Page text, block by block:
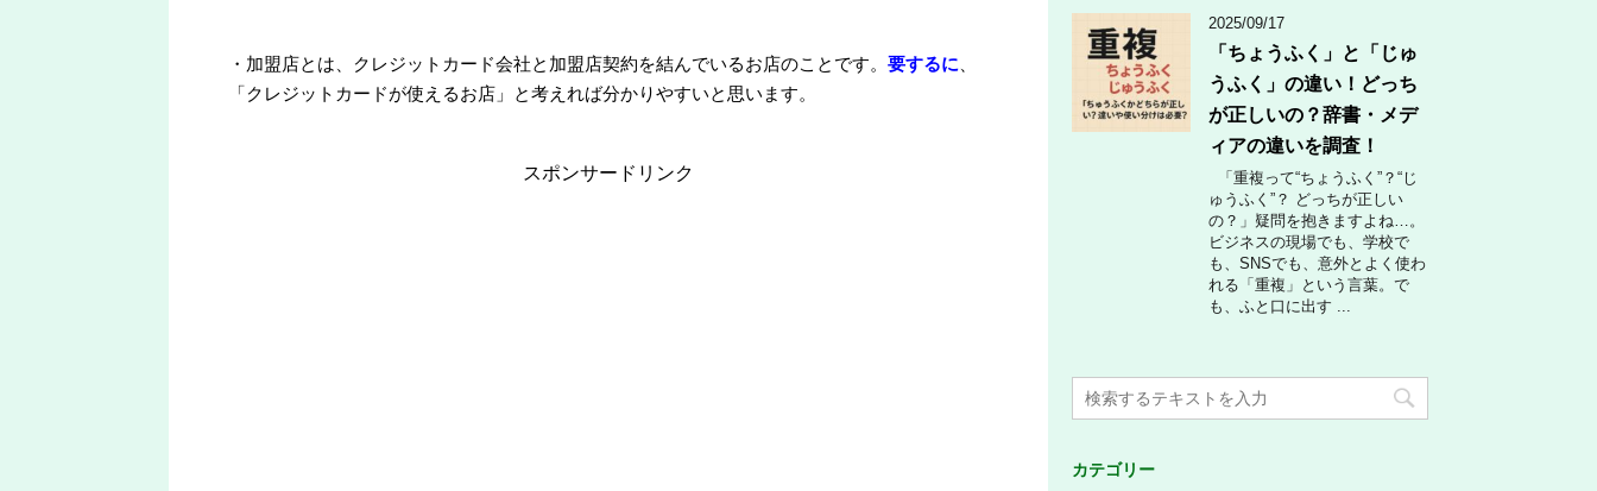
・加盟店とは、クレジットカード会社と加盟店契約を結んでいるお店のことです。 要するに
「クレジットカードが使えるお店」と考えれば分かりやすいと思います。
スポンサードリンク
2025/09/17
「ちょうふく」と「じゅ
うふく」の違い！どっち
が正しいの？辞書・メデ
ィアの違いを調査！
「重複って“ちょうふく”？“じ
ゅうふく”？ どっちが正しい
の？」疑問を抱きますよね…。
ビジネスの現場でも、学校で
も、SNSでも、意外とよく使わ
れる「重複」という言葉。で
も、ふと口に出す ...
カテゴリー